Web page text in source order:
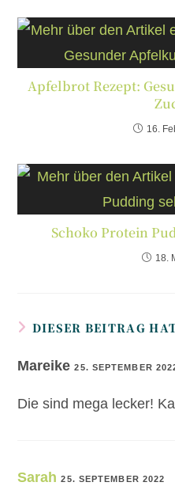
Apfelbrot Rezept:
16.
Schoko Protein
18.
DIESER BEITRAG
Mareike25. SEPTEMBER
Die sind mega lecker!
Sarah 25. SEPTEMBER 2022